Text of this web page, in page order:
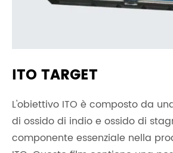
ITO TARGET
L'obiettivo ITO è composto da
di ossido di indio e ossido di
componente essenziale nella